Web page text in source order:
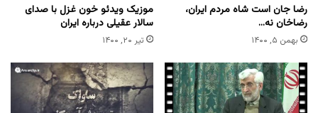
رضا جان است شاه مردم ایران،
رضاخان نه…
بهمن ۵, ۱۴۰۰
موزیک ویدئو خون غزل با صدای
سالار عقیلی درباره ایران
تیر ۲۰, ۱۴۰۰